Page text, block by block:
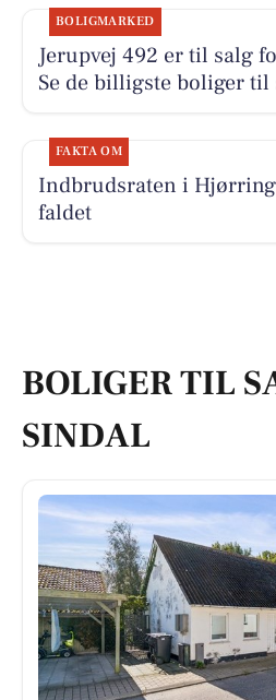
BOLIGMARKED
Jerupvej 492 er til salg
Se de billigste boliger
FAKTA OM
Indbrudsraten i
faldet
BOLIGER TIL
SINDAL